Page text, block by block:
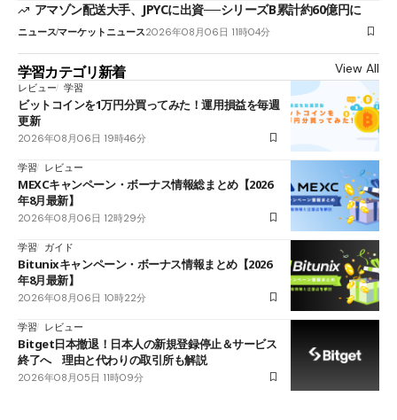
アマゾン配送大手、JPYCに出資──シリーズB累計約60億円に
ニュースマーケットニュース2026年08月06日 11時04分
学習カテゴリ新着 View All
レビュー 学習
ビットコインを1万円分買ってみた！運用損益を毎週
更新
2026年08月06日 19時46分
学習 レビュー
MEXCキャンペーン・ボーナス情報総まとめ【2026
年8月最新】
2026年08月06日 12時29分
学習 ガイド
Bitunixキャンペーン・ボーナス情報まとめ【2026
年8月最新】
2026年08月06日 10時22分
学習 レビュー
Bitget日本撤退！日本人の新規登録停止＆サービス
終了へ 理由と代わりの取引所も解説
2026年08月05日 11時09分